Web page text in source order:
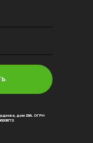
дом 29А. ОГРН